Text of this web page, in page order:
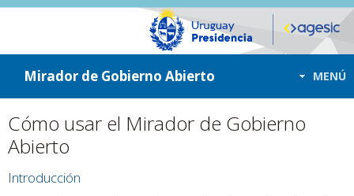
ir a contenido
ir al menú
Mirador de Gobierno Abierto MENÚ
Cómo usar el Mirador de Gobierno
Abierto
Introducción